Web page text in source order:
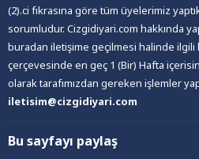
(2).ci fıkrasına göre tüm üyelerimiz
sorumludur. Cizgidiyari.com hakkında
buradan iletişime geçilmesi halinde
çerçevesinde en geç 1 (Bir) Hafta
olarak tarafımızdan gereken işlemler
iletisim@cizgidiyari.com
Bu sayfayı paylaş